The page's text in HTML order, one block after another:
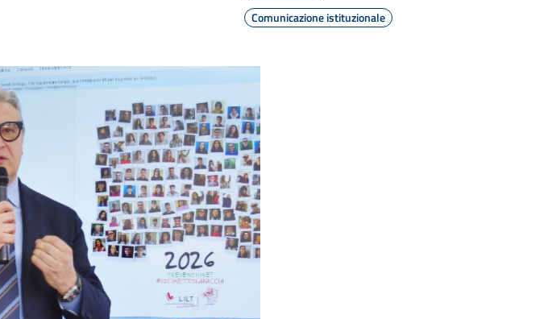
Comunicazione istituzionale